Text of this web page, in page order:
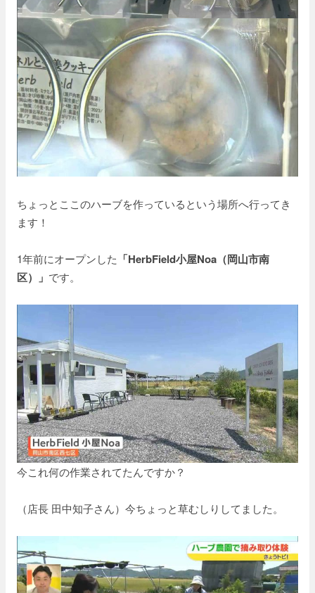
ちょっとここのハーブを作っているという場所へ行ってき
ます！
1年前にオープンした 「HerbField小屋Noa（岡山市南
区）」 です。
今これ何の作業されてたんですか？
（店長 田中知子さん）今ちょっと草むしりしてました。